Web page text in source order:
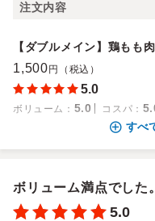
注文内容
【ダブルメイン】鶏もも
1,500 円（税込）
5.0
ボリューム ： 5.0 コスパ ：
すべ
ボリューム満点でした。
5.0